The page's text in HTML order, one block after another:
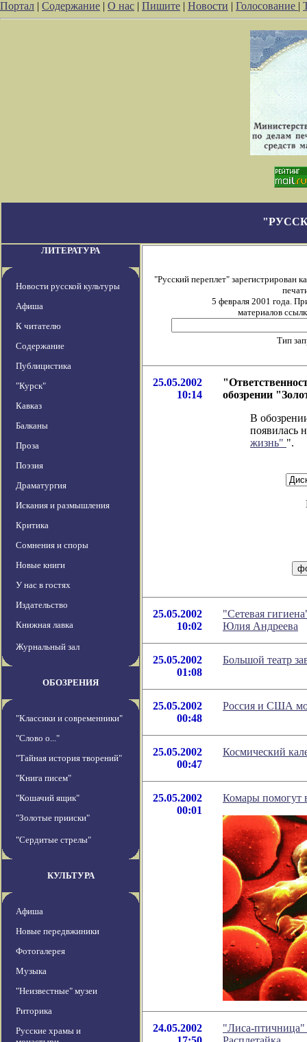
Портал | Содержание | О нас | Пишите | Новости | Голосование |
ЛИТЕРАТУРА
Новости русской культуры
Афиша
К читателю
Содержание
Публицистика
"Курск"
Кавказ
Балканы
Проза
Поэзия
Драматургия
Искания и размышления
Критика
Сомнения и споры
Новые книги
У нас в гостях
Издательство
Книжная лавка
Журнальный зал
ОБОЗРЕНИЯ
"Классики и современники"
"Слово о..."
"Тайная история творений"
"Книга писем"
"Кошачий ящик"
"Золотые прииски"
"Сердитые стрелы"
КУЛЬТУРА
Афиша
Новые передвжиники
Фотогалерея
Музыка
"Неизвестные" музеи
Риторика
Русские храмы и
"Русский переплет" зарегистрирован
5 февраля 2001 года.
материалов
Тип
25.05.2002
10:14
обозрении
В
появилась
жизнь" ".
25.05.2002
10:02
"Сетевая
Юлия Андреева
25.05.2002
01:08
Большой театр
25.05.2002
00:48
Россия и США
25.05.2002
00:47
Космический
25.05.2002
00:01
Комары помогут
24.05.2002
"Лиса-птичница"